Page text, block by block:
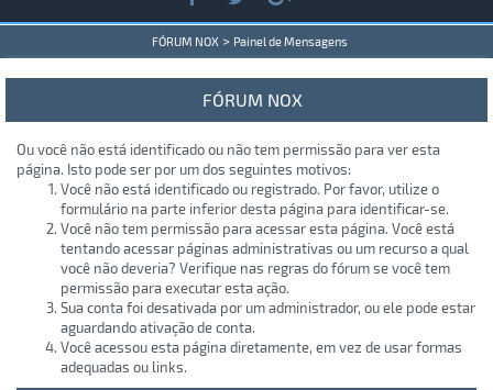
FÓRUM NOX > Painel de Mensagens
FÓRUM NOX
Ou você não está identificado ou não tem permissão para ver esta
página. Isto pode ser por um dos seguintes motivos:
Você não está identificado ou registrado. Por favor, utilize o
formulário na parte inferior desta página para identificar-se.
Você não tem permissão para acessar esta página. Você está
tentando acessar páginas administrativas ou um recurso a qual
você não deveria? Verifique nas regras do fórum se você tem
permissão para executar esta ação.
Sua conta foi desativada por um administrador, ou ele pode estar
aguardando ativação de conta.
Você acessou esta página diretamente, em vez de usar formas
adequadas ou links.